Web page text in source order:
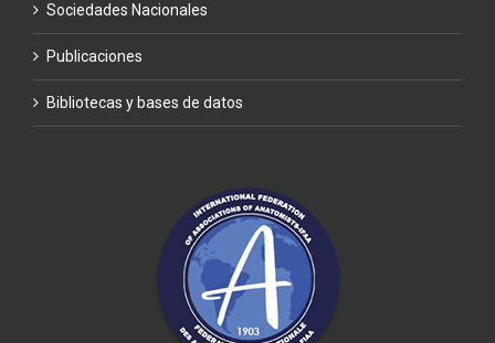
Sociedades Nacionales
Publicaciones
Bibliotecas y bases de datos